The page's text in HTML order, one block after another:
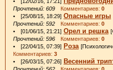
Прочтений: 609 Комментариев: 0
• [25/08/15, 18:29] Опасные игры
Прочтений: 592 Комментариев: 0
• [01/06/15, 21:21] Орел и решка
Прочтений: 596 Комментариев: 0
• [22/04/15, 07:39] Роза
Комментариев: 3
• [26/03/15, 07:26] Весенний